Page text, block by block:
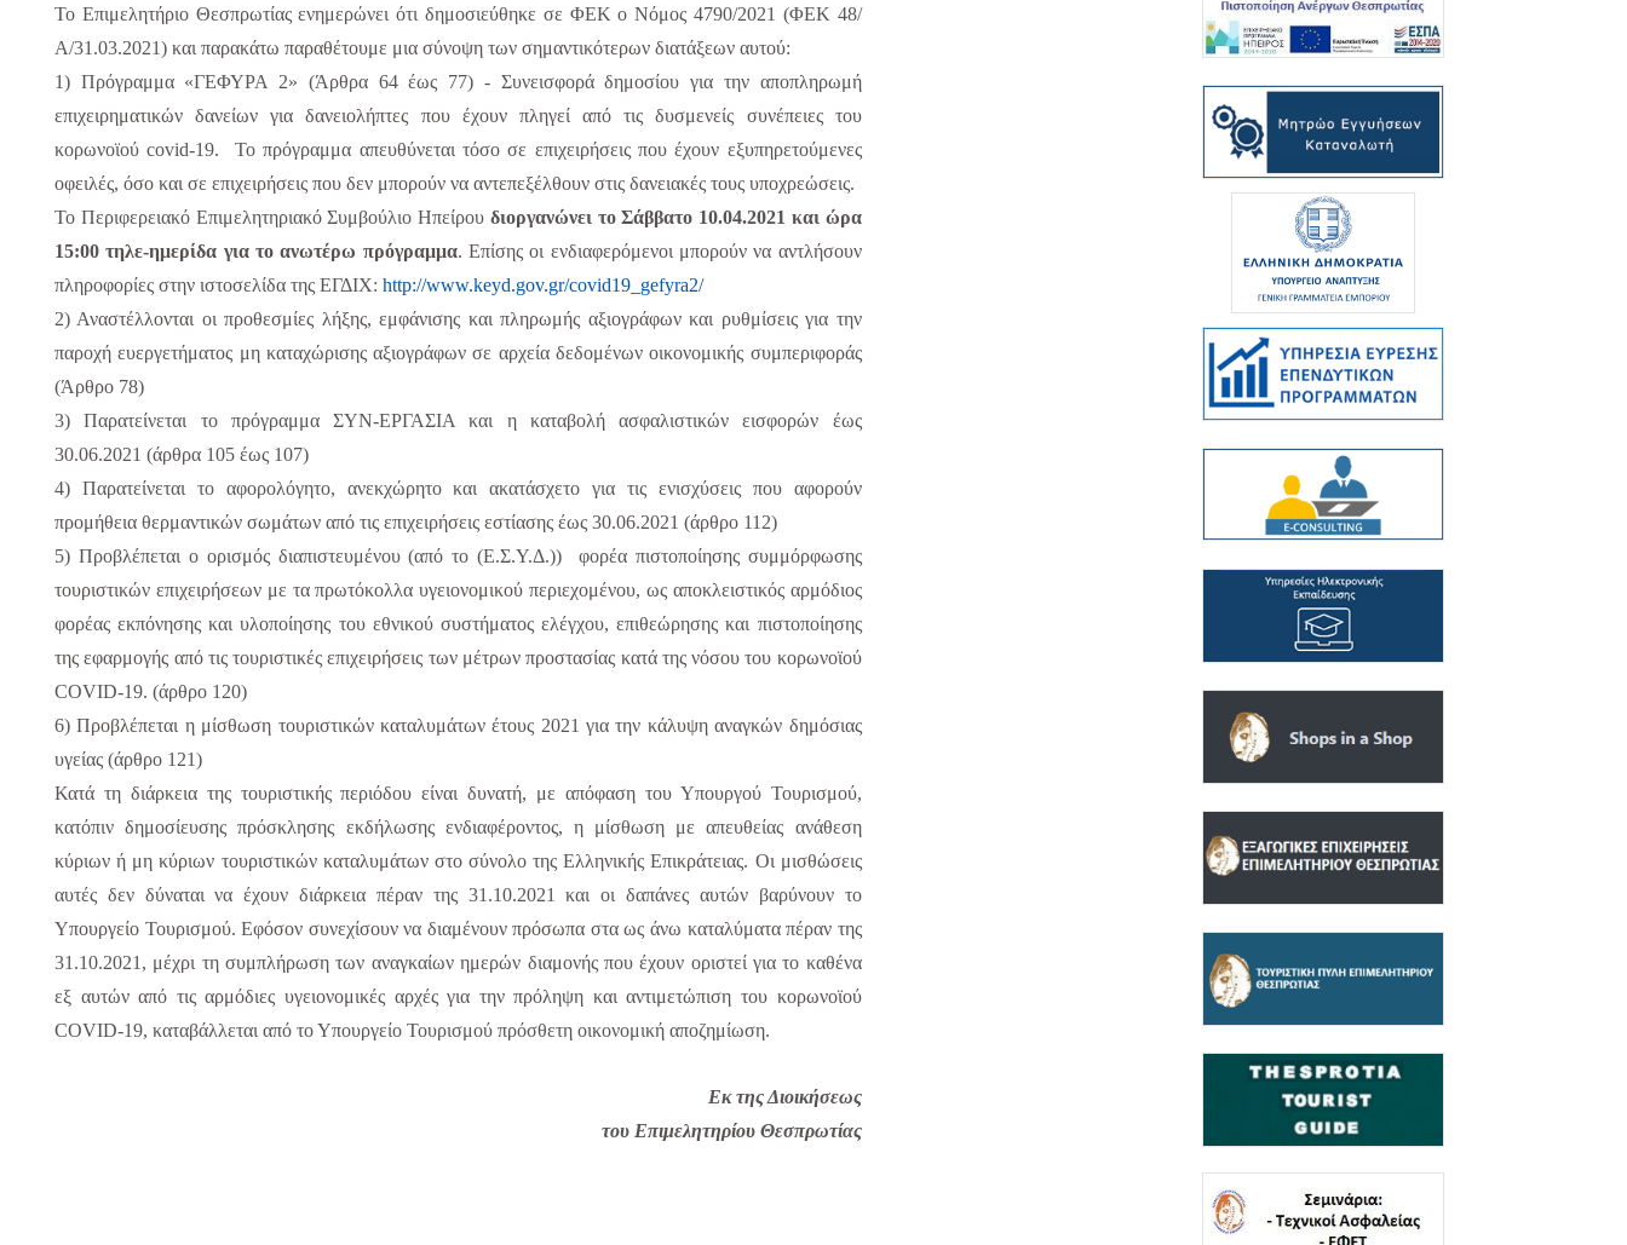
Το Επιμελητήριο Θεσπρωτίας ενημερώνει ότι δημοσιεύθηκε σε ΦΕΚ ο Νόμος 4790/2021 (ΦΕΚ 48/
Α/31.03.2021) και παρακάτω παραθέτουμε μια σύνοψη των σημαντικότερων διατάξεων αυτού:
1) Πρόγραμμα «ΓΕΦΥΡΑ 2» (Άρθρα 64 έως 77) - Συνεισφορά δημοσίου για την αποπληρωμή
επιχειρηματικών δανείων για δανειολήπτες που έχουν πληγεί από τις δυσμενείς συνέπειες του
κορωνοϊού covid-19.
Το πρόγραμμα απευθύνεται τόσο σε επιχειρήσεις που έχουν εξυπηρετούμενες
οφειλές, όσο και σε επιχειρήσεις που δεν μπορούν να αντεπεξέλθουν στις δανειακές τους υποχρεώσεις.
Το Περιφερειακό Επιμελητηριακό Συμβούλιο Ηπείρου διοργανώνει το Σάββατο 10.04.2021 και ώρα
15:00 τηλε-ημερίδα για το ανωτέρω πρόγραμμα. Επίσης οι ενδιαφερόμενοι μπορούν να αντλήσουν
πληροφορίες στην ιστοσελίδα της ΕΓΔΙΧ: http://www.keyd.gov.gr/covid19_gefyra2/
2) Αναστέλλονται οι προθεσμίες λήξης, εμφάνισης και πληρωμής αξιογράφων και ρυθμίσεις για την
παροχή ευεργετήματος μη καταχώρισης αξιογράφων σε αρχεία δεδομένων οικονομικής συμπεριφοράς
(Άρθρο 78)
3) Παρατείνεται το πρόγραμμα ΣΥΝ-ΕΡΓΑΣΙΑ και η καταβολή ασφαλιστικών εισφορών έως
30.06.2021 (άρθρα 105 έως 107)
4) Παρατείνεται το αφορολόγητο, ανεκχώρητο και ακατάσχετο για τις ενισχύσεις που αφορούν
προμήθεια θερμαντικών σωμάτων από τις επιχειρήσεις εστίασης έως 30.06.2021 (άρθρο 112)
5) Προβλέπεται ο ορισμός διαπιστευμένου (από το (Ε.Σ.Υ.Δ.))
φορέα πιστοποίησης συμμόρφωσης
τουριστικών επιχειρήσεων με τα πρωτόκολλα υγειονομικού περιεχομένου, ως αποκλειστικός αρμόδιος
φορέας εκπόνησης και υλοποίησης του εθνικού συστήματος ελέγχου, επιθεώρησης και πιστοποίησης
της εφαρμογής από τις τουριστικές επιχειρήσεις των μέτρων προστασίας κατά της νόσου του κορωνοϊού
COVID-19. (άρθρο 120)
6) Προβλέπεται η μίσθωση τουριστικών καταλυμάτων έτους 2021 για την κάλυψη αναγκών δημόσιας
υγείας (άρθρο 121)
Κατά τη διάρκεια της τουριστικής περιόδου είναι δυνατή, με απόφαση του Υπουργού Τουρισμού,
κατόπιν δημοσίευσης πρόσκλησης εκδήλωσης ενδιαφέροντος, η μίσθωση με απευθείας ανάθεση
κύριων ή μη κύριων τουριστικών καταλυμάτων στο σύνολο της Ελληνικής Επικράτειας. Οι μισθώσεις
αυτές δεν δύναται να έχουν διάρκεια πέραν της 31.10.2021 και οι δαπάνες αυτών βαρύνουν το
Υπουργείο Τουρισμού. Εφόσον συνεχίσουν να διαμένουν πρόσωπα στα ως άνω καταλύματα πέραν της
31.10.2021, μέχρι τη συμπλήρωση των αναγκαίων ημερών διαμονής που έχουν οριστεί για το καθένα
εξ αυτών από τις αρμόδιες υγειονομικές αρχές για την πρόληψη και αντιμετώπιση του κορωνοϊού
COVID-19, καταβάλλεται από το Υπουργείο Τουρισμού πρόσθετη οικονομική αποζημίωση.
Εκ της Διοικήσεως
του Επιμελητηρίου Θεσπρωτίας